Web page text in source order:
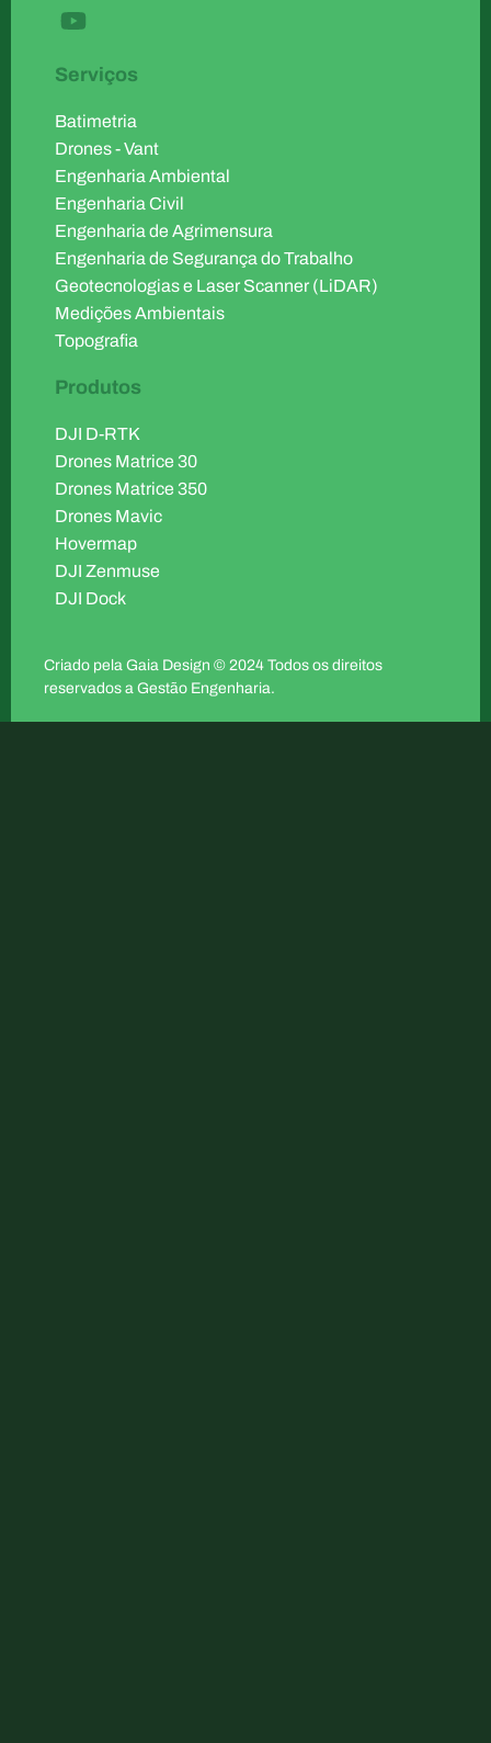
Serviços
Batimetria
Drones - Vant
Engenharia Ambiental
Engenharia Civil
Engenharia de Agrimensura
Engenharia de Segurança do Trabalho
Geotecnologias e Laser Scanner (LiDAR)
Medições Ambientais
Topografia
Produtos
DJI D-RTK
Drones Matrice 30
Drones Matrice 350
Drones Mavic
Hovermap
DJI Zenmuse
DJI Dock
Criado pela Gaia Design © 2024 Todos os direitos
reservados a Gestão Engenharia.